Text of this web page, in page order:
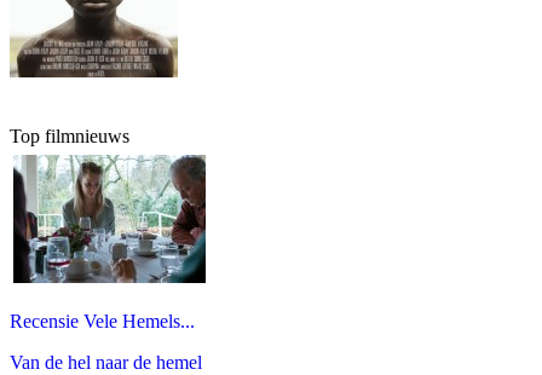
Top filmnieuws
Recensie Vele Hemels...
Van de hel naar de hemel